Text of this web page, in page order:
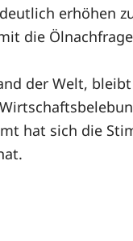
erhöhen
die
der Welt,
hat sich die